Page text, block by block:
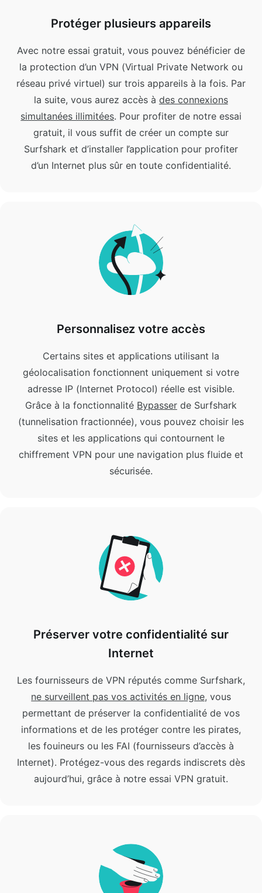
Protéger plusieurs appareils
Avec notre essai gratuit, vous pouvez bénéficier de
la protection d’un VPN (Virtual Private Network ou
réseau privé virtuel) sur trois appareils à la fois. Par
la suite, vous aurez accès à des connexions
simultanées illimitées. Pour profiter de notre essai
gratuit, il vous suffit de créer un compte sur
Surfshark et d’installer l’application pour profiter
d’un Internet plus sûr en toute confidentialité.
Personnalisez votre accès
Certains sites et applications utilisant la
géolocalisation fonctionnent uniquement si votre
adresse IP (Internet Protocol) réelle est visible.
Grâce à la fonctionnalité Bypasserde Surfshark
(tunnelisation fractionnée), vous pouvez choisir les
sites et les applications qui contournent le
chiffrement VPN pour une navigation plus fluide et
sécurisée.
Préserver votre confidentialité sur
Internet
Les fournisseurs de VPN réputés comme Surfshark,
ne surveillent pas vos activités en ligne, vous
permettant de préserver la confidentialité de vos
informations et de les protéger contre les pirates,
les fouineurs ou les FAI (fournisseurs d’accès à
Internet). Protégez-vous des regards indiscrets dès
aujourd’hui, grâce à notre essai VPN gratuit.